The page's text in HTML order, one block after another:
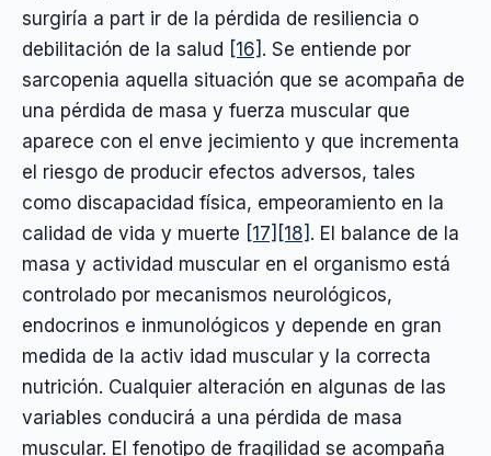
surgiría a part ir de la pérdida de resiliencia o
debilitación de la salud [16] . Se entiende por
sarcopenia aquella situación que se acompaña de
una pérdida de masa y fuerza muscular que
aparece con el enve jecimiento y que incrementa
el riesgo de producir efectos adversos, tales
como discapacidad física, empeoramiento en la
calidad de vida y muerte [17] [18] . El balance de la
masa y actividad muscular en el organismo está
controlado por mecanismos neurológicos,
endocrinos e inmunológicos y depende en gran
medida de la activ idad muscular y la correcta
nutrición. Cualquier alteración en algunas de las
variables conducirá a una pérdida de masa
muscular. El fenotipo de fragilidad se acompaña